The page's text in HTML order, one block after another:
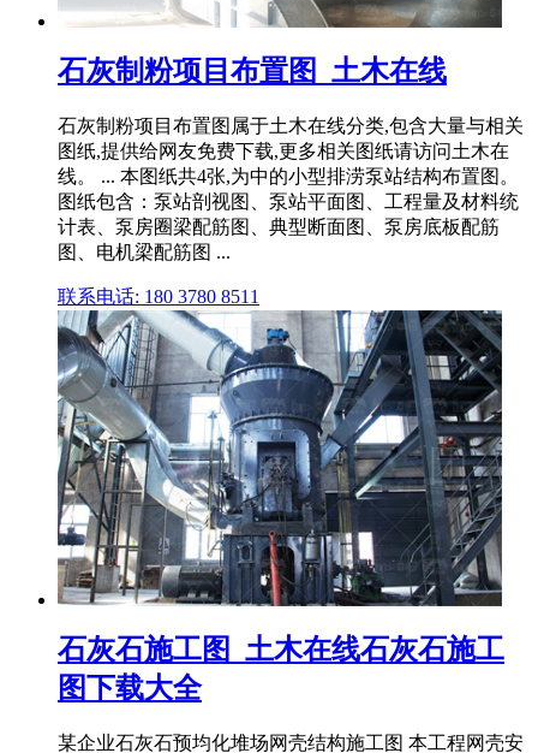
石灰制粉项目布置图_土木在线
石灰制粉项目布置图属于土木在线分类,包含大量与相关
图纸,提供给网友免费下载,更多相关图纸请访问土木在
线。 ... 本图纸共4张,为中的小型排涝泵站结构布置图。
图纸包含：泵站剖视图、泵站平面图、工程量及材料统
计表、泵房圈梁配筋图、典型断面图、泵房底板配筋
图、电机梁配筋图 ...
联系电话: 180 3780 8511
石灰石施工图_土木在线石灰石施工
图下载大全
某企业石灰石预均化堆场网壳结构施工图 本工程网壳安